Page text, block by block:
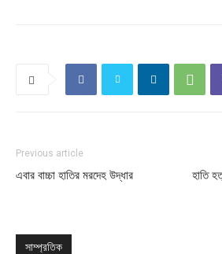
Previous article
এবার বাচ্চা হাতির মরদেহ উদ্ধার
হাতি
সাম্প্রতিক